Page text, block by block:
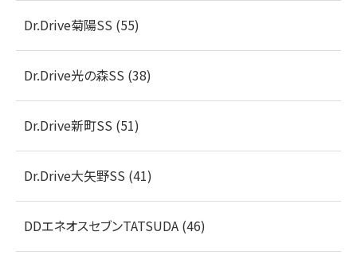
Dr.Drive菊陽SS (55)
Dr.Drive光の森SS (38)
Dr.Drive新町SS (51)
Dr.Drive大矢野SS (41)
DDエネオスセブンTATSUDA (46)